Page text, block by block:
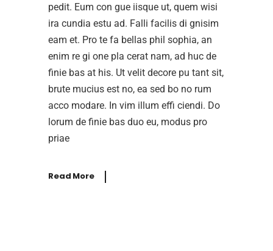
pedit. Eum con gue iisque ut, quem wisi
ira cundia estu ad. Falli facilis di gnisim
eam et. Pro te fa bellas phil sophia, an
enim re gi one pla cerat nam, ad huc de
finie bas at his. Ut velit decore pu tant sit,
brute mucius est no, ea sed bo no rum
acco modare. In vim illum effi ciendi. Do
lorum de finie bas duo eu, modus pro
priae
Read More